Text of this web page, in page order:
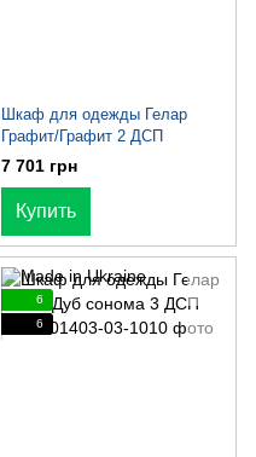
Шкаф для одежды Гелар
Графит/Графит 2 ДСП
7 701 грн
Купить
6
6